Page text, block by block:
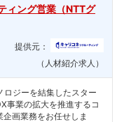
ィング営業（NTTグ
提供元：
（人材紹介求人）
ジーを結集したスター
事業の拡大を推進するコ
画業務をお任せしま